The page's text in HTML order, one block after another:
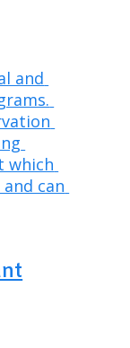
and
which
can